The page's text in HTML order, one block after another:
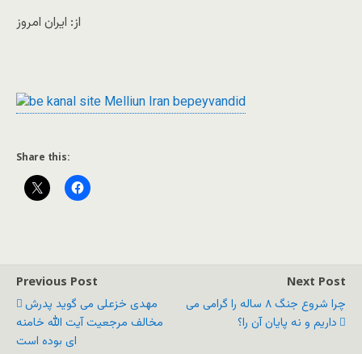
از: ایران امروز
Share this:
Previous Post
مهدی خزعلی می گوید پدرش
مخالف مرجعیت آیت الله خامنه
ای بوده است
Next Post
چرا شروع جنگ ۸ ساله را گرامی می
داریم و نه پایان آن را؟